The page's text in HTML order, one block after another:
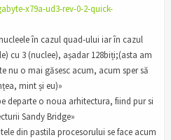
x79a-ud3-rev-0-2-quick-
în cazul quad-ului iar în cazul
cu 3 (nuclee), așadar 128biți;(asta am
nu o mai găsesc acum, acum sper să
mint și eu)»
departe o noua arhitectura, fiind pur si
Sandy Bridge»
din pastila procesorului se face acum